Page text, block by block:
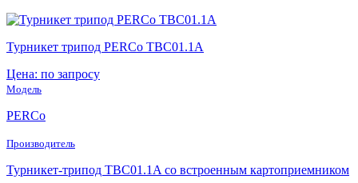
Турникет трипод PERCo TBC01.1A
Цена: по запросу
Модель
PERCo
Производитель
Турникет-трипод TBC01.1A со встроенным картоприемником